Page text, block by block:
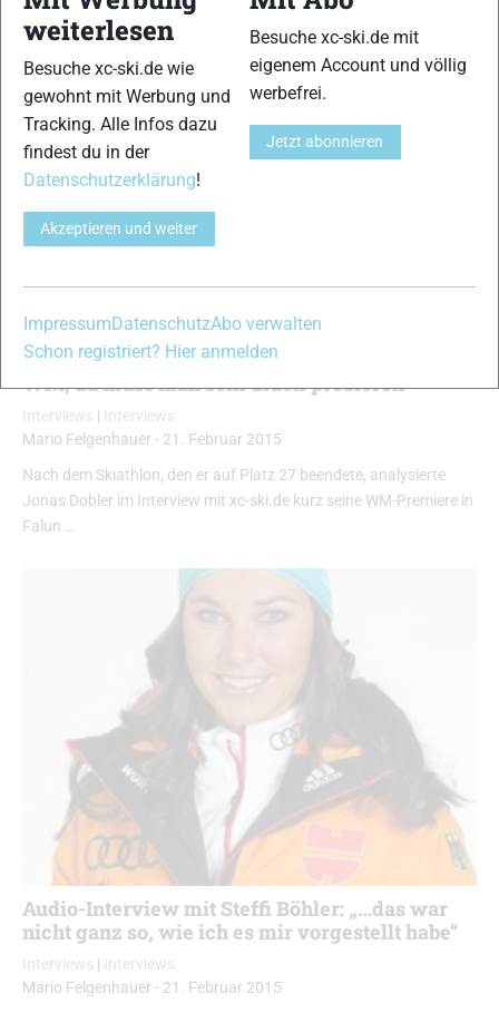
Audio-Interview mit Jonas Dobler: „Das ist
WM, da muss man sein Glück probieren“
Interviews | Interviews
Mario Felgenhauer - 21. Februar 2015
Nach dem Skiathlon, den er auf Platz 27 beendete, analysierte
Jonas Dobler im Interview mit xc-ski.de kurz seine WM-Premiere in
Falun …
Audio-Interview mit Steffi Böhler: „…das war
nicht ganz so, wie ich es mir vorgestellt habe“
Interviews | Interviews
Mario Felgenhauer - 21. Februar 2015
weiterlesen
Besuche xc-ski.de wie
gewohnt mit Werbung und
Tracking. Alle Infos dazu
findest du in der
Datenschutzerklärung!
Akzeptieren und weiter
Besuche xc-ski.de mit
eigenem Account und völlig
werbefrei.
Jetzt abonnieren
ImpressumDatenschutzAbo verwalten
Schon registriert? Hier anmelden